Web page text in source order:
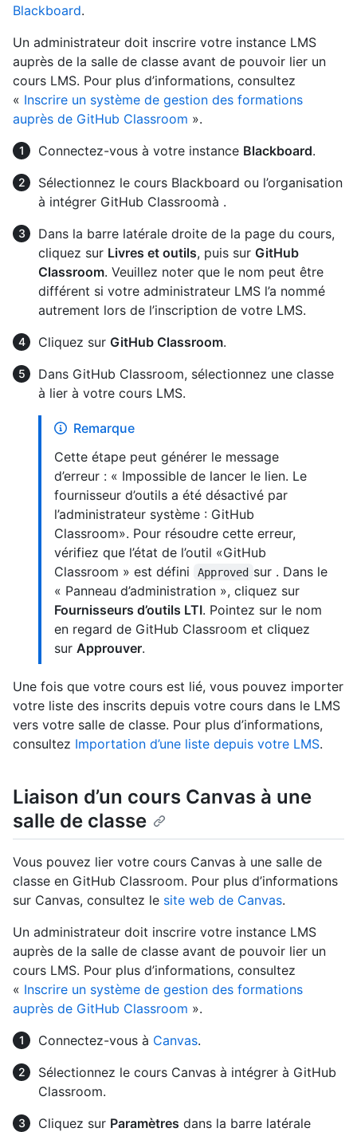
Blackboard.
Un administrateur doit inscrire votre instance LMS
auprès de la salle de classe avant de pouvoir lier un
cours LMS. Pour plus d’informations, consultez
« Inscrire un système de gestion des formations
auprès de GitHub Classroom ».
Connectez-vous à votre instance Blackboard.
Sélectionnez le cours Blackboard ou l’organisation
à intégrer GitHub Classroomà .
Dans la barre latérale droite de la page du cours,
cliquez sur Livres et outils, puis sur GitHub
Classroom. Veuillez noter que le nom peut être
différent si votre administrateur LMS l’a nommé
autrement lors de l’inscription de votre LMS.
Cliquez sur GitHub Classroom.
Dans GitHub Classroom, sélectionnez une classe
à lier à votre cours LMS.
Remarque
Cette étape peut générer le message
d’erreur : « Impossible de lancer le lien. Le
fournisseur d’outils a été désactivé par
l’administrateur système : GitHub
Classroom». Pour résoudre cette erreur,
vérifiez que l’état de l’outil «GitHub
Classroom » est défini
Approved sur . Dans le
« Panneau d’administration », cliquez sur
Fournisseurs d’outils LTI. Pointez sur le nom
en regard de GitHub Classroom et cliquez
sur Approuver.
Une fois que votre cours est lié, vous pouvez importer
votre liste des inscrits depuis votre cours dans le LMS
vers votre salle de classe. Pour plus d’informations,
consultez Importation d’une liste depuis votre LMS.
Liaison d’un cours Canvas à une
salle de classe
Vous pouvez lier votre cours Canvas à une salle de
classe en GitHub Classroom. Pour plus d’informations
sur Canvas, consultez le site web de Canvas.
Un administrateur doit inscrire votre instance LMS
auprès de la salle de classe avant de pouvoir lier un
cours LMS. Pour plus d’informations, consultez
« Inscrire un système de gestion des formations
auprès de GitHub Classroom ».
Connectez-vous à Canvas.
Sélectionnez le cours Canvas à intégrer à GitHub
Classroom.
Cliquez sur Paramètres dans la barre latérale